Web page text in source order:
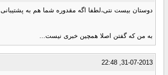
دوستان بیست نتی،لطفا اگه مقدوره شما هم به پشتیبانی 2020 زنگ بزنید و در مورد افزایش پهنای باند سؤال کنید ببینیم همچین چیزی واقعا صحت داره یا نه...:n16:
به من که گفتن اصلا همچین خبری نیست...
31-07-2013, 22:48